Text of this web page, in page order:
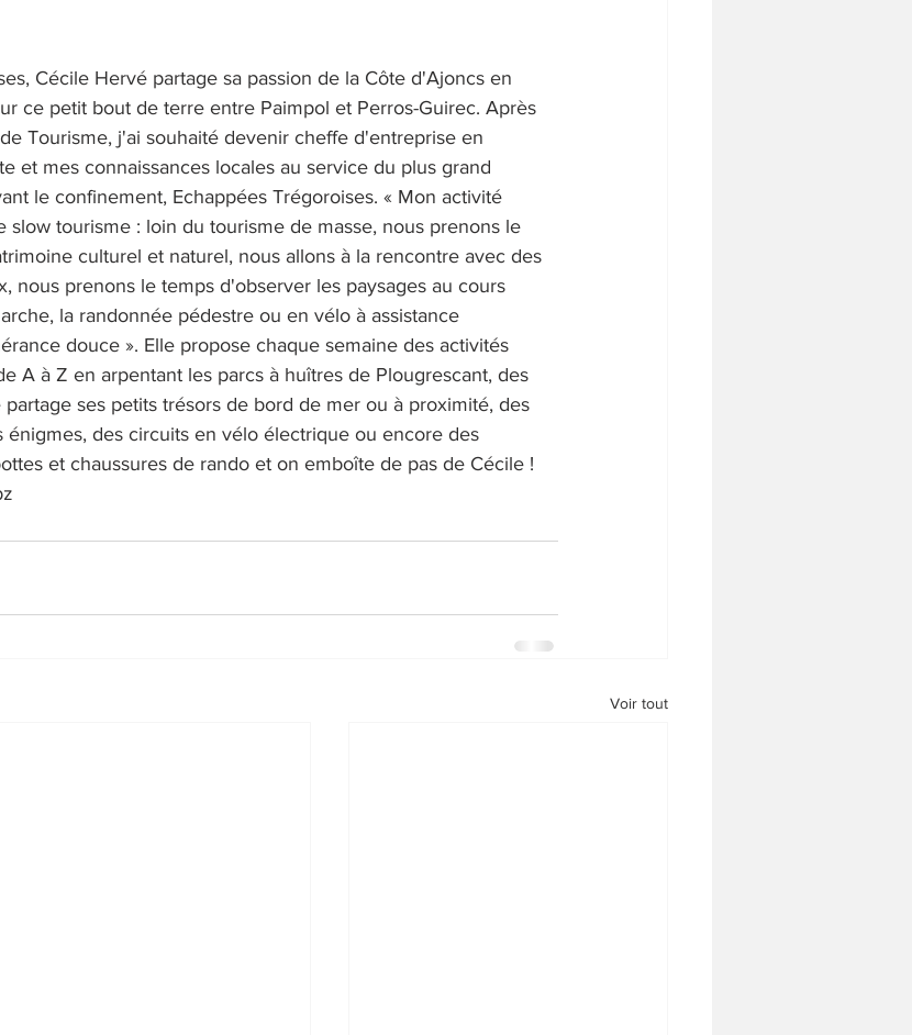
Cécile Hervé partage sa passion de la Côte d'Ajoncs en
ce petit bout de terre entre Paimpol et Perros-Guirec. Après
Tourisme, j'ai souhaité devenir cheffe d'entreprise en
et mes connaissances locales au service du plus grand
le confinement, Echappées Trégoroises. « Mon activité
slow tourisme : loin du tourisme de masse, nous prenons le
culturel et naturel, nous allons à la rencontre avec des
nous prenons le temps d'observer les paysages au cours
la randonnée pédestre ou en vélo à assistance
douce ». Elle propose chaque semaine des activités
A à Z en arpentant les parcs à huîtres de Plougrescant, des
ses petits trésors de bord de mer ou à proximité, des
énigmes, des circuits en vélo électrique ou encore des
et chaussures de rando et on emboîte de pas de Cécile !
Voir tout